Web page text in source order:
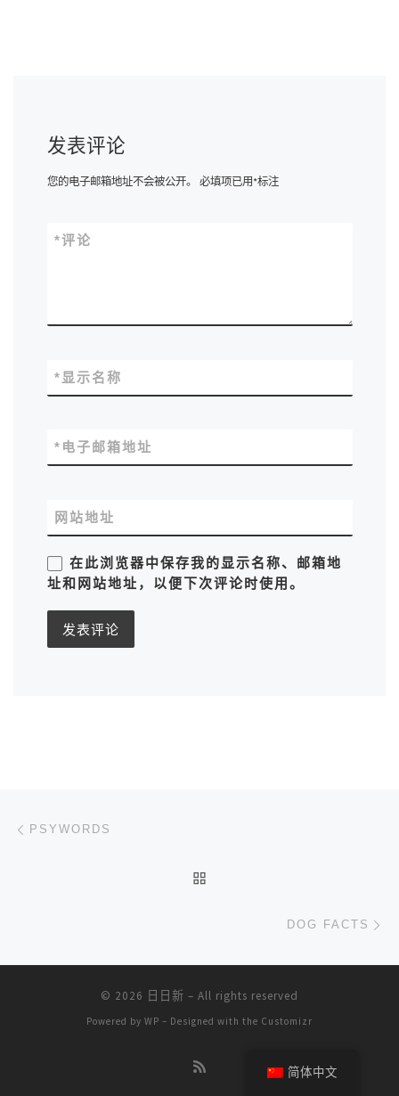
发表评论
您的电子邮箱地址不会被公开。 必填项已用*标注
评论
*
显示名称
*
电子邮箱地址
*
网站地址
在此浏览器中保存我的显示名称、邮箱地
址和网站地址，以便下次评论时使用。
文章导航
PSYWORDS
DOG FACTS
© 2026 日日新 – All rights reserved
Powered by WP – Designed with the Customizr
简体中文